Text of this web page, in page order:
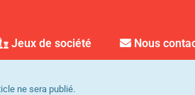
Jeux de société Nous
ne sera publié.